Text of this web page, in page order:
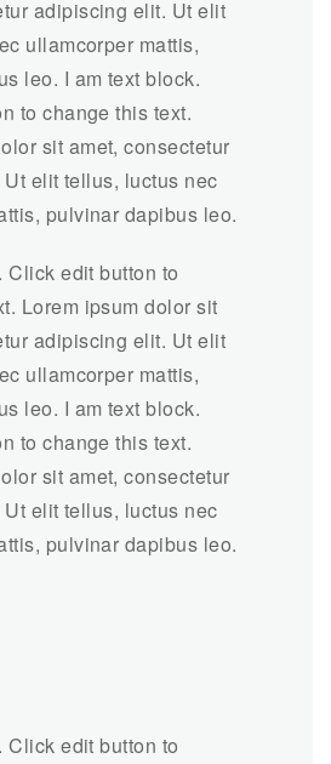
adipiscing elit. Ut elit
ullamcorper mattis,
leo. I am text block.
to change this text.
sit amet, consectetur
elit tellus, luctus nec
pulvinar dapibus leo.
Click edit button to
Lorem ipsum dolor sit
adipiscing elit. Ut elit
ullamcorper mattis,
leo. I am text block.
to change this text.
sit amet, consectetur
elit tellus, luctus nec
pulvinar dapibus leo.
Click edit button to